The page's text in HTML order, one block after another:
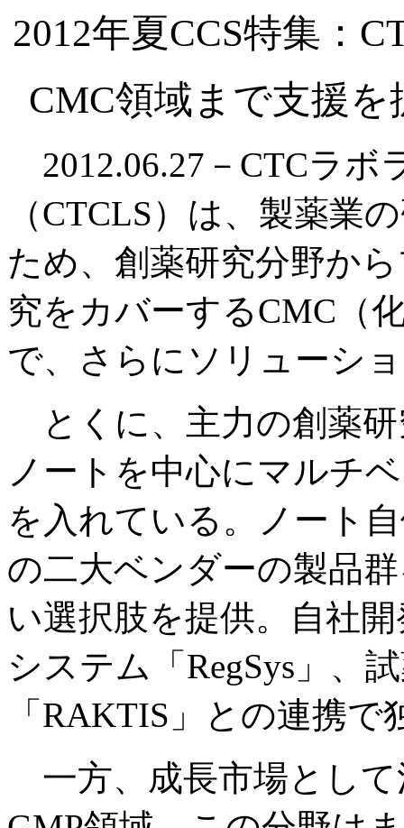
2012年夏CCS特集：
CMC領域まで支援
2012.06.27－CTCラボ
（CTCLS）は、製薬業
ため、創薬研究分野か
究をカバーするCMC（
で、さらにソリューシ
とくに、主力の創薬
ノートを中心にマルチ
を入れている。ノート
の二大ベンダーの製品
い選択肢を提供。自社
システム「RegSys」、
「RAKTIS」との連携
一方、成長市場とし